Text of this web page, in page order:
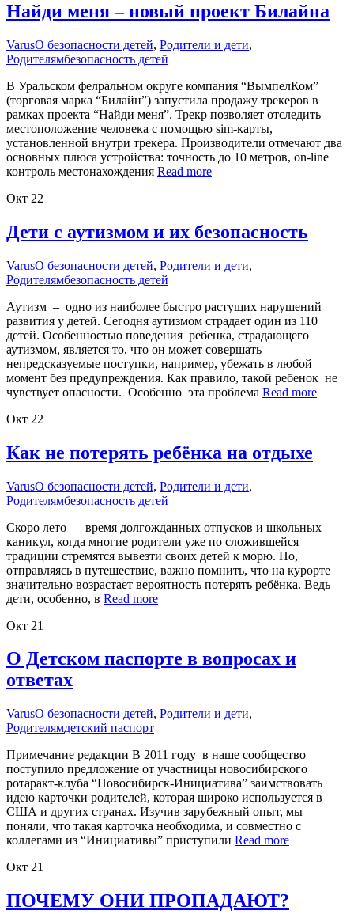
Найди меня – новый проект Билайна
VarusО безопасности детей, Родители и дети,
Родителямбезопасность детей
В Уральском фелральном округе компания “ВымпелКом”
(торговая марка “Билайн”) запустила продажу трекеров в
рамках проекта “Найди меня”. Трекр позволяет отследить
местоположение человека с помощью sim-карты,
установленной внутри трекера. Производители отмечают два
основных плюса устройства: точность до 10 метров, on-line
контроль местонахождения Read more
Окт 22
Дети с аутизмом и их безопасность
VarusО безопасности детей, Родители и дети,
Родителямбезопасность детей
Аутизм – одно из наиболее быстро растущих нарушений
развития у детей. Сегодня аутизмом страдает один из 110
детей. Особенностью поведения ребенка, страдающего
аутизмом, является то, что он может совершать
непредсказуемые поступки, например, убежать в любой
момент без предупреждения. Как правило, такой ребенок не
чувствует опасности. Особенно эта проблема Read more
Окт 22
Как не потерять ребёнка на отдыхе
VarusО безопасности детей, Родители и дети,
Родителямбезопасность детей
Скоро лето — время долгожданных отпусков и школьных
каникул, когда многие родители уже по сложившейся
традиции стремятся вывезти своих детей к морю. Но,
отправляясь в путешествие, важно помнить, что на курорте
значительно возрастает вероятность потерять ребёнка. Ведь
дети, особенно, в Read more
Окт 21
О Детском паспорте в вопросах и
ответах
VarusО безопасности детей, Родители и дети,
Родителямдетский паспорт
Примечание редакции В 2011 году в наше сообщество
поступило предложение от участницы новосибирского
ротаракт-клуба “Новосибирск-Инициатива” заимствовать
идею карточки родителей, которая широко используется в
США и других странах. Изучив зарубежный опыт, мы
поняли, что такая карточка необходима, и совместно с
коллегами из “Инициативы” приступили Read more
Окт 21
ПОЧЕМУ ОНИ ПРОПАДАЮТ?